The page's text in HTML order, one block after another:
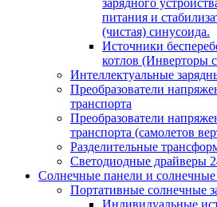
зарядного
питания и
(чистая) синусоида.
Источники
котлов (Инверторы
Интеллектуальные
Преобразователи
транспорта
Преобразователи
транспорта (самолетов
Разделительные
Светодиодные драйверы
Солнечные панели и солнечные
Портативные солнечные
Индивидуальные